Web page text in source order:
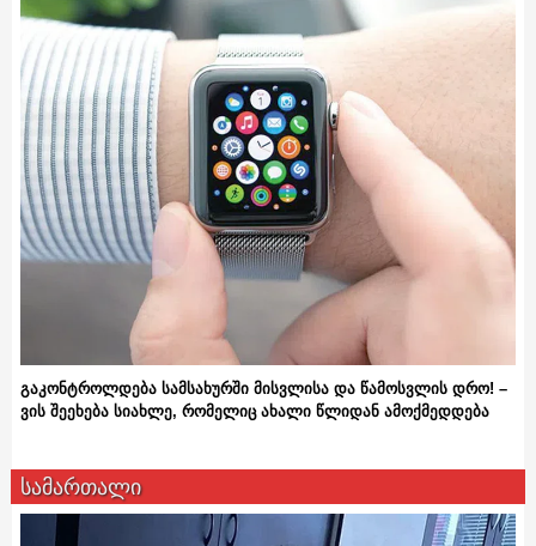
გაკონტროლდება სამსახურში მისვლისა და წამოსვლის დრო! –
ვის შეეხება სიახლე, რომელიც ახალი წლიდან ამოქმედდება
სამართალი